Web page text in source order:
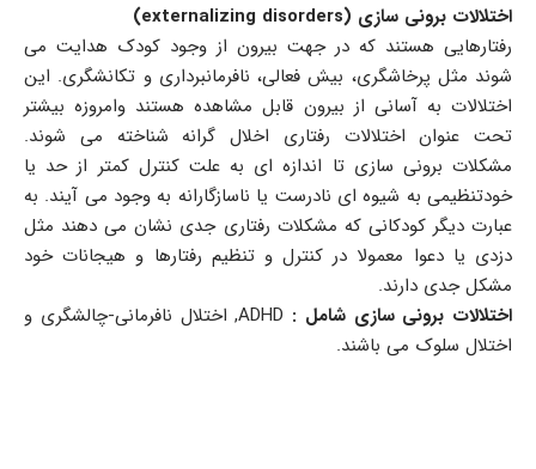
اختلالات برونی سازی (externalizing disorders)
رفتارهایی هستند که در جهت بیرون از وجود کودک هدایت می
شوند مثل پرخاشگری، بیش فعالی، نافرمانبرداری و تکانشگری. این
اختلالات به آسانی از بیرون قابل مشاهده هستند وامروزه بیشتر
تحت عنوان اختلالات رفتاری اخلال گرانه شناخته می شوند.
مشکلات برونی سازی تا اندازه ای به علت کنترل کمتر از حد یا
خودتنظیمی به شیوه ای نادرست یا ناسازگارانه به وجود می آیند. به
عبارت دیگر کودکانی که مشکلات رفتاری جدی نشان می دهند مثل
دزدی یا دعوا معمولا در کنترل و تنظیم رفتارها و هیجانات خود
مشکل جدی دارند.
اختلالات برونی سازی شامل :
ADHD, اختلال نافرمانی-چالشگری و
اختلال سلوک می باشند.